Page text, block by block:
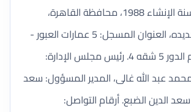
11/20/1988، سنة الإنشاء 1988، محافظة القاهرة،
منطقة مصر الجديده، العنوان المسجل: 5 عمارات العبور -
شارع صلاح سالم الدور 5 شقه 4. رئيس مجلس الإدارة:
عبد الله غالى، المدير المسؤول: سعد
سعد الدين الضبع. أرقام التواصل: